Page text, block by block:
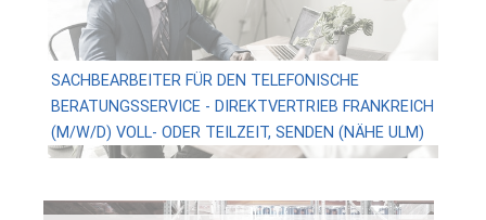
SACHBEARBEITER FÜR DEN TELEFONISCHE
BERATUNGSSERVICE - DIREKTVERTRIEB FRANKREICH
(M/W/D) VOLL- ODER TEILZEIT, SENDEN (NÄHE ULM)